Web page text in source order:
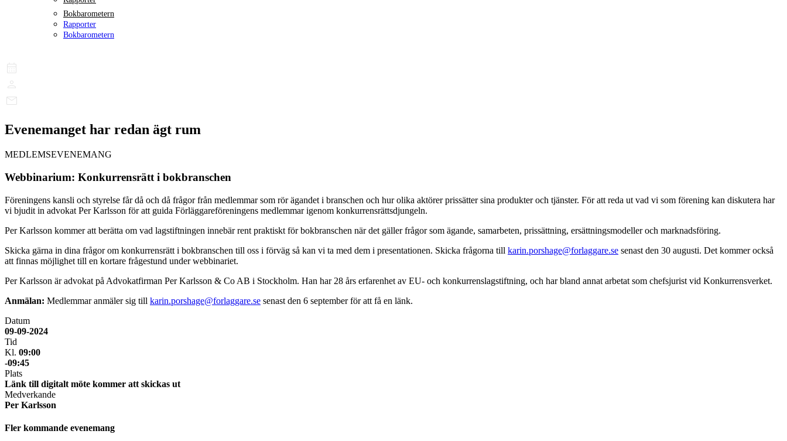
Bokbarometern
Rapporter
Bokbarometern
Evenemanget har redan ägt rum
MEDLEMSEVENEMANG
Webbinarium: Konkurrensrätt i bokbranschen
Föreningens kansli och styrelse får då och då frågor från medlemmar som rör ägandet i branschen och hur olika aktörer prissätter sina produkter och tjänster. För att reda ut vad vi som förening kan diskutera har
vi bjudit in advokat Per Karlsson för att guida Förläggareföreningens medlemmar igenom konkurrensrättsdjungeln.
Per Karlsson kommer att berätta om vad lagstiftningen innebär rent praktiskt för bokbranschen när det gäller frågor som ägande, samarbeten, prissättning, ersättningsmodeller och marknadsföring.
Skicka gärna in dina frågor om konkurrensrätt i bokbranschen till oss i förväg så kan vi ta med dem i presentationen. Skicka frågorna till karin.porshage@forlaggare.se senast den 30 augusti. Det kommer också
att finnas möjlighet till en kortare frågestund under webbinariet.
Per Karlsson är advokat på Advokatfirman Per Karlsson & Co AB i Stockholm. Han har 28 års erfarenhet av EU- och konkurrenslagstiftning, och har bland annat arbetat som chefsjurist vid Konkurrensverket.
Anmälan: Medlemmar anmäler sig till karin.porshage@forlaggare.se senast den 6 september för att få en länk.
Datum
09-09-2024
Tid
Kl. 09:00
-09:45
Plats
Länk till digitalt möte kommer att skickas ut
Medverkande
Per Karlsson
Fler kommande evenemang